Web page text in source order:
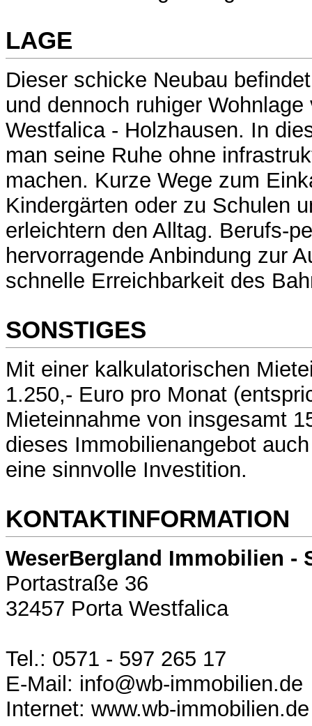
LAGE
Dieser schicke Neubau
und dennoch ruhiger Wohnlage
Westfalica - Holzhausen. In
man seine Ruhe ohne
machen. Kurze Wege zum
Kindergärten oder zu Schulen
erleichtern den Alltag. Berufs-
hervorragende Anbindung zur
schnelle Erreichbarkeit des
SONSTIGES
Mit einer kalkulatorischen
1.250,- Euro pro Monat
Mieteinnahme von insgesamt
dieses Immobilienangebot
eine sinnvolle Investition.
KONTAKTINFORMATION
WeserBergland Immobilien -
Portastraße 36
32457 Porta Westfalica
Tel.: 0571 - 597 265 17
E-Mail: info@wb-immobilien.de
Internet: www.wb-immobilien.de